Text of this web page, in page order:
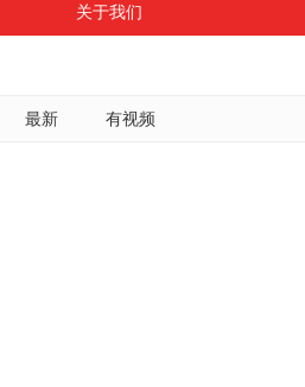
关于我们
最新 有视频